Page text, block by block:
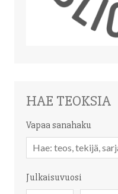
HAE TEOKSIA
Vapaa sanahaku
sanahaku
Julkaisuvuosi